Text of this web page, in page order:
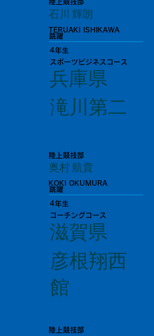
陸上競技部
石川 輝朗
TERUAKI ISHIKAWA
跳躍
4年生
スポーツビジネスコース
兵庫県
滝川第二
陸上競技部
奥村 航貴
KOKI OKUMURA
跳躍
4年生
コーチングコース
滋賀県
彦根翔西
館
陸上競技部